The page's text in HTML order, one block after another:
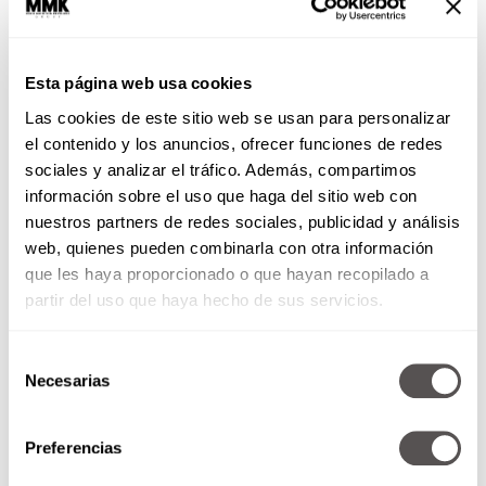
Esta página web usa cookies
Las cookies de este sitio web se usan para personalizar
el contenido y los anuncios, ofrecer funciones de redes
sociales y analizar el tráfico. Además, compartimos
información sobre el uso que haga del sitio web con
nuestros partners de redes sociales, publicidad y análisis
web, quienes pueden combinarla con otra información
que les haya proporcionado o que hayan recopilado a
partir del uso que haya hecho de sus servicios.
Necesarias
Preferencias
saber para verte más joven, como estos
Piedra de protección para
perfecta para mamá según su mes de